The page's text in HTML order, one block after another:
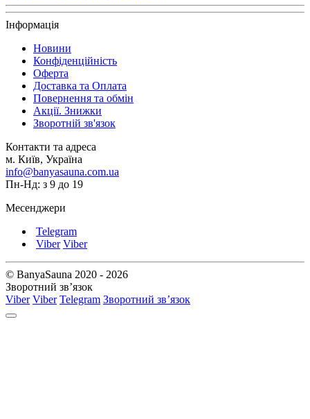
Інформація
Новини
Конфіденційність
Оферта
Доставка та Оплата
Повернення та обмін
Акції. Знижки
Зворотній зв'язок
Контакти та адреса
м. Київ, Україна
info@banyasauna.com.ua
Пн-Нд: з 9 до 19
Месенджери
Telegram
Viber Viber
© BanyaSauna 2020 - 2026
Зворотний зв’язок
Viber Viber Telegram Зворотний зв’язок